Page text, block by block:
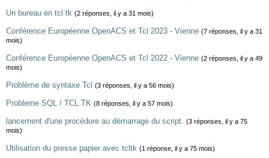
Un bureau en tcl tk (2 réponses, il y a 31 mois)
Conférence Européenne OpenACS et Tcl 2023 - Vienne (7 réponses, il y a 31
mois)
Conférence Européenne OpenACS et Tcl 2022 - Vienne (2 réponses, il y a 49
mois)
Problème de syntaxe Tcl (3 réponses, il y a 56 mois)
Probleme SQL / TCL TK (8 réponses, il y a 57 mois)
lancement d'une procédure au démarrage du script. (3 réponses, il y a 75
mois)
Utilisation du presse papier avec tcltk (1 réponse, il y a 75 mois)